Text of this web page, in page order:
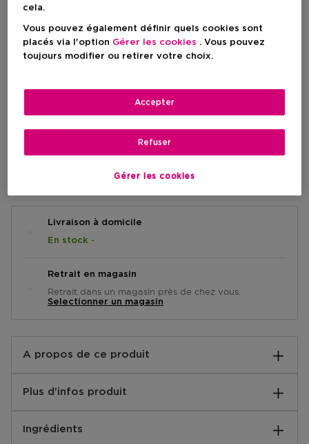
3 ST
3 ST
Prix promotionnel
12,11 €
Prix promotionnel
AJOUTER AU PANIER
Livraison à domicile
En stock -
Retrait en magasin
Retrait dans un magasin près de chez vous.
Selectionner un magasin
A propos de ce produit
grains moyens et fins 180/240 double face. Parfaites
Plus d'infos produit
Limez toujours les ongles dans un sens plutôt que dans
Ingrédients
cela.
Vous pouvez également définir quels cookies sont
placés via l'option Gérer les cookies . Vous pouvez
toujours modifier ou retirer votre choix.
Gérer les cookies
Refuser
Accepter